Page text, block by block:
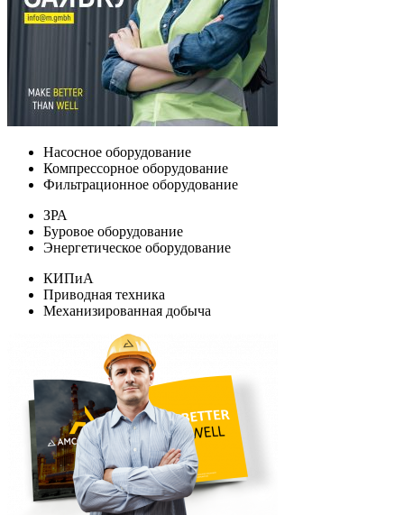
Насосное оборудование
Компрессорное оборудование
Фильтрационное оборудование
ЗРА
Буровое оборудование
Энергетическое оборудование
КИПиА
Приводная техника
Механизированная добыча